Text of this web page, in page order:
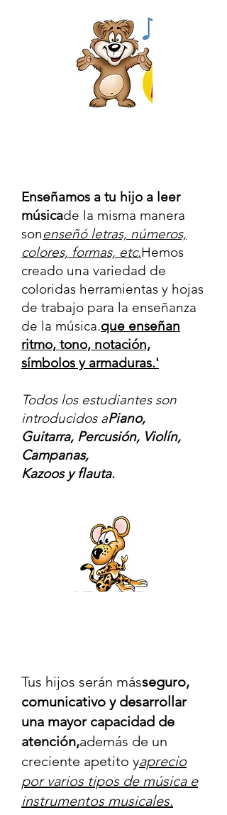
Enseñamos a tu hijo a leer
músicade la misma manera
sonenseñó letras, números,
colores, formas, etc.Hemos
creado una variedad de
coloridas herramientas y hojas
de trabajo para la enseñanza
de la música.que enseñan
ritmo, tono, notación,
símbolos y armaduras.'
Todos los estudiantes son
introducidos aPiano,
Guitarra, Percusión, Violín,
Campanas,
Kazoos y flauta.
Tus hijos serán másseguro,
comunicativo y desarrollar
una mayor capacidad de
atención,además de un
creciente apetito yaprecio
por varios tipos de música e
instrumentos musicales.